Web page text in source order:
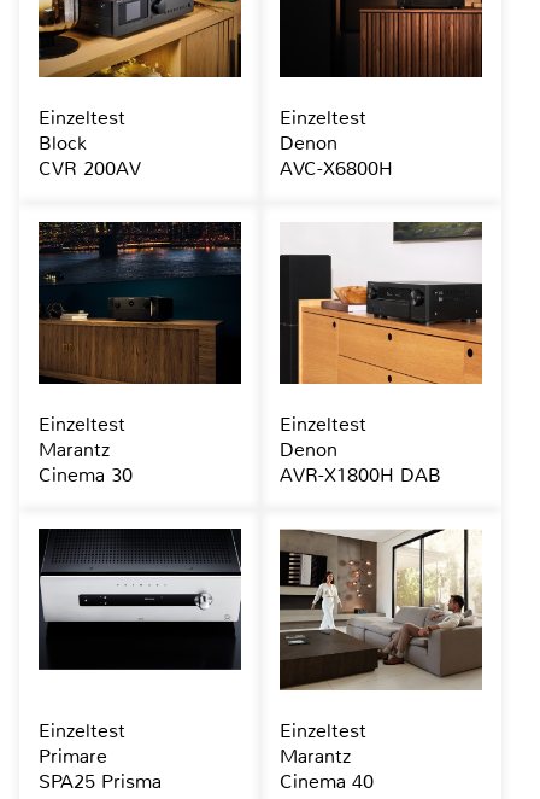
Einzeltest
Block
CVR 200AV
Einzeltest
Denon
AVC-X6800H
Einzeltest
Marantz
Cinema 30
Einzeltest
Denon
AVR-X1800H DAB
Einzeltest
Primare
SPA25 Prisma
Einzeltest
Marantz
Cinema 40